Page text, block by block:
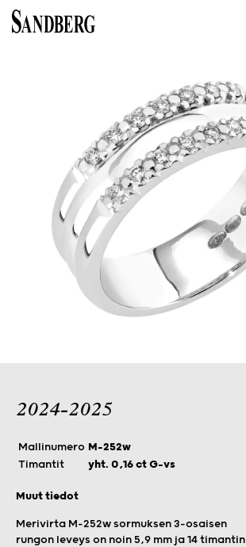
2024-2025
Mallinumero M-252w
Timantit
yht. 0,16 ct G-vs
Muut tiedot
Merivirta M-252w sormuksen 3-osaisen
rungon leveys on noin 5,9 mm ja 14 timantin